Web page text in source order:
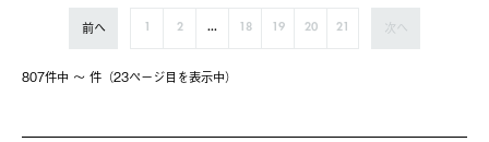
807件中 〜 件（23ページ⽬を表⽰中）
前へ 1 2 ... 18 19 20 21 次へ